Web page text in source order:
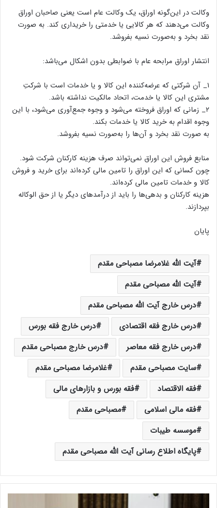
وکالت در این‌گونه اوراق، یک وکالت عام است یعنی صاحبان اوراق
وکالت می‌دهند که هر کالایی یا خدمتی را خریداری کند. به صورت
نقد بخرد و به‌صورت نسیه بفروشد.
انتشار اوراق مرابحه عام با ضوابطی بدون اشکال می‌باشد:
۱_ آن شرکتی که عرضه‌کننده این کالا و یا خدمات است با شرکتِ
مشتری این کالا یا خدمت، اتحاد مالکیت نداشته باشد.
۲_ زمانی که اوراق فروخته می‌شود و وجوه جمع‌آوری می‌شود، با این
وجوه اقدام به خرید کالا یا خدمات بکند.
به صورت نقد بخرد و آن‌ها را به‌صورت نسیه بفروشد.
منابع فروش این اوراق نمی‌تواند صرف هزینه کارکنان شرکت شود.
چون کسانی که این اوراق را تامین مالی کرده‌اند برای خرید و فروش
کالا و خدمات تامین مالی کرده‌اند.
هزینه کارکنان و بدهی‌ها را باید از درآمدهای دیگر یا از حق الوکاله
بپردازند.
پایان
آیت الله غلامرضا مصباحی مقدم
آیت الله مصباحی مقدم
درس خارج آیت الله مصباحی مقدم
درس خارج فقه اقتصادی
درس خارج فقه بورس
درس خارج فقه معاصر
درس خارج مصباحی مقدم
سایت مصباحی مقدم
غلامرضا مصباحی مقدم
فقه الاقتصاد
فقه بورس و بازارهای مالی
فقه مالی اسلامی
مصباحی مقدم
موسسه طیبات
پایگاه اطلاع رسانی آیت الله مصباحی مقدم